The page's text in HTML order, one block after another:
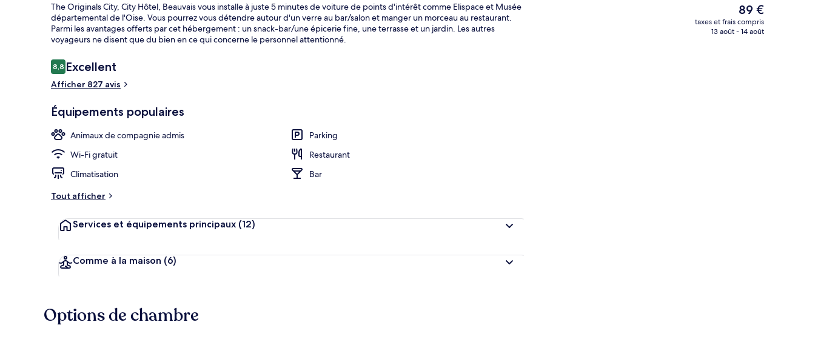
The Originals City, City Hôtel, Beauvais vous installe à juste 5 minutes de voiture de points d'intérêt comme Elispace et Musée
départemental de l'Oise. Vous pourrez vous détendre autour d'un verre au bar/salon et manger un morceau au restaurant.
Parmi les avantages offerts par cet hébergement : un snack-bar/une épicerie fine, une terrasse et un jardin. Les autres
voyageurs ne disent que du bien en ce qui concerne le personnel attentionné.
Avis
voyageurs
8,88,8 sur 10
Excellent
Afficher 827 avis
Équipements populaires
Animaux de compagnie admis
Parking
Wi-Fi gratuit
Restaurant
Climatisation
Bar
Tout afficher
Services et équipements principaux (12)
Comme à la maison (6)
Le
prix
actuel
89 €
taxes et frais compris
13 août - 14 août
Options de chambre